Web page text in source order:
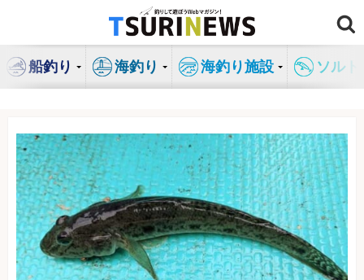
ン
船釣り 海釣り 海釣り施設 ソル